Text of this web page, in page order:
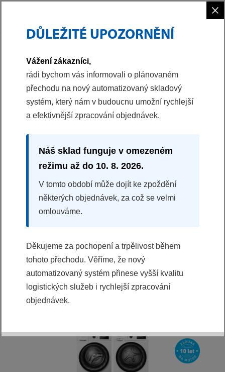
VŠE
PODROBNÉ FILTROVÁNÍ:
×
DŮLEŽITÉ UPOZORNĚNÍ
Vážení zákazníci,
rádi bychom vás informovali o plánovaném
přechodu na nový automatizovaný skladový
systém, který nám v budoucnu umožní rychlejší
a efektivnější zpracování objednávek.
Náš sklad funguje v omezeném
režimu až do 10. 8. 2026.
V tomto období může dojít ke zpoždění
některých objednávek, za což se velmi
omlouváme.
Děkujeme za pochopení a trpělivost během
tohoto přechodu. Věříme, že nový
automatizovaný systém přinese vyšší kvalitu
logistických služeb i rychlejší zpracování
objednávek.